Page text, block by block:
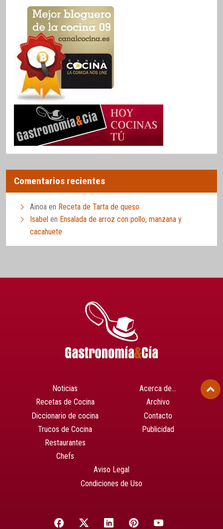
Comentarios recientes
Ainoa en Receta de Tarta de queso
Isabel en Ensalada de arroz con pollo, manzana y
cacahuete
Noticias
Recetas de Cocina
Diccionario de cocina
Trucos de Cocina
Restaurantes
Chefs
Acerca de…
Archivo
Contacto
Publicidad
Aviso Legal
Condiciones de Uso